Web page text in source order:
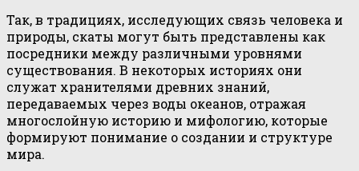
Так, в традициях, исследующих связь человека и
природы, скаты могут быть представлены как
посредники между различными уровнями
существования. В некоторых историях они
служат хранителями древних знаний,
передаваемых через воды океанов, отражая
многослойную историю и мифологию, которые
формируют понимание о создании и структуре
мира.